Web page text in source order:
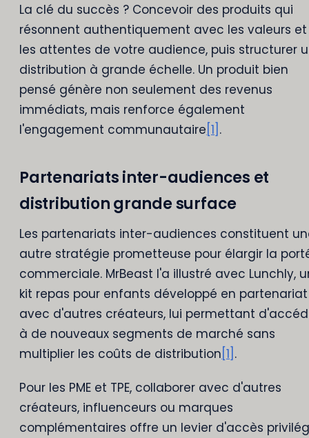
La clé du succès ? Concevoir des produits qui
résonnent authentiquement avec les valeurs et
les attentes de votre audience, puis structurer
distribution à grande échelle. Un produit bien
pensé génère non seulement des revenus
immédiats, mais renforce également
l'engagement communautaire [1] .
Partenariats inter-audiences et
distribution grande surface
Les partenariats inter-audiences constituent
autre stratégie prometteuse pour élargir la
commerciale. MrBeast l'a illustré avec Lunchly,
kit repas pour enfants développé en partenariat
avec d'autres créateurs, lui permettant
à de nouveaux segments de marché sans
multiplier les coûts de distribution [1] .
Pour les PME et TPE, collaborer avec d'autres
créateurs, influenceurs ou marques
complémentaires offre un levier d'accès